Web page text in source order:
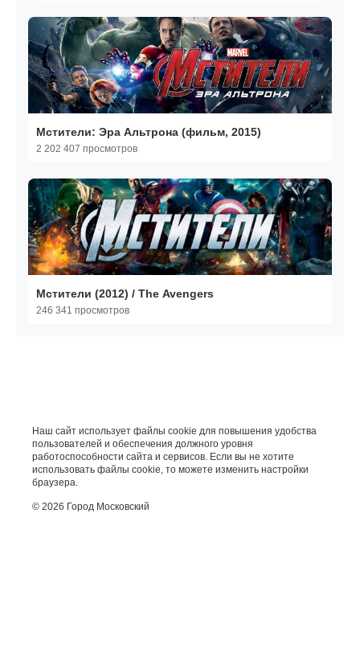
Мстители: Эра Альтрона (фильм, 2015)
2 202 407 просмотров
Мстители (2012) / The Avengers
246 341 просмотров
Наш сайт использует файлы cookie для повышения удобства
пользователей и обеспечения должного уровня
работоспособности сайта и сервисов. Если вы не хотите
использовать файлы cookie, то можете изменить настройки
браузера.
© 2026 Город Московский